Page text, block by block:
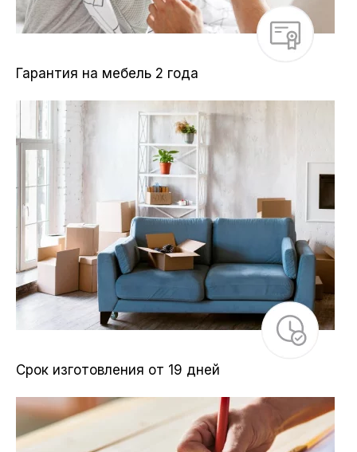
Гарантия на мебель 2 года
Срок изготовления от 19 дней